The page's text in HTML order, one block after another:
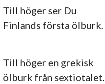
Till höger ser Du
Finlands första ölburk.
Till höger en grekisk
ölburk från sextiotalet.